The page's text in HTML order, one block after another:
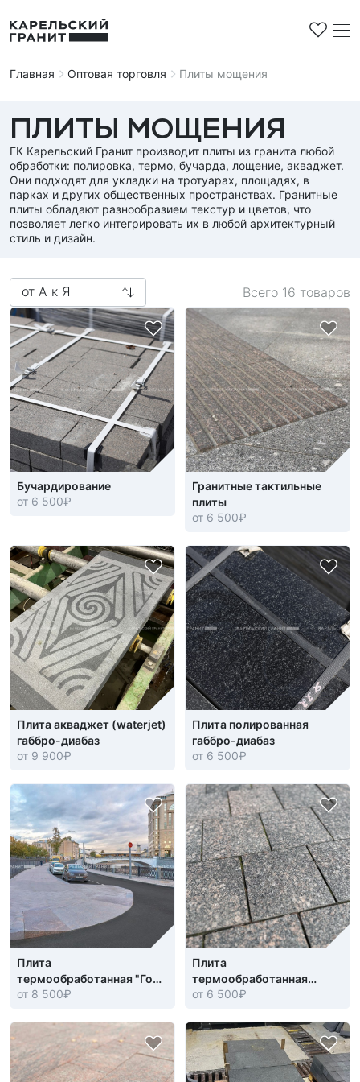
Строительная продукция
Облицовочная плитка
Плиты мощения
Брусчатка
Заготовки под памятники
Мемориальные комплексы
Памятники
Резные
Эксклюзив
Европейская школа
Контакты
Вопросы и ответы
Главная Оптовая торговля Плиты мощения
ПЛИТЫ МОЩЕНИЯ
ГК Карельский Гранит производит плиты из гранита любой
обработки: полировка, термо, бучарда, лощение, акваджет.
Они подходят для укладки на тротуарах, площадях, в
парках и других общественных пространствах. Гранитные
плиты обладают разнообразием текстур и цветов, что
позволяет легко интегрировать их в любой архитектурный
стиль и дизайн.
от А к Я Всего 16 товаров
Бучардирование
от 6 500₽
Гранитные тактильные
плиты
от 6 500₽
Плита акваджет (waterjet)
габбро-диабаз
от 9 900₽
Плита полированная
габбро-диабаз
от 6 500₽
Плита
термообработанная "Гора
Токимовка"
от 8 500₽
Плита
термообработанная
"Дымовский" гранит
от 6 500₽